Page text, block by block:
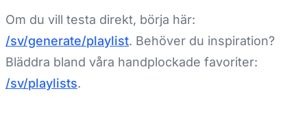
Om du vill testa direkt, börja här:
/sv/generate/playlist. Behöver du inspiration?
Bläddra bland våra handplockade favoriter:
/sv/playlists.